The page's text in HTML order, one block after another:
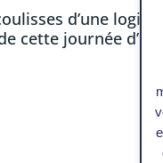
d’une
cette journée